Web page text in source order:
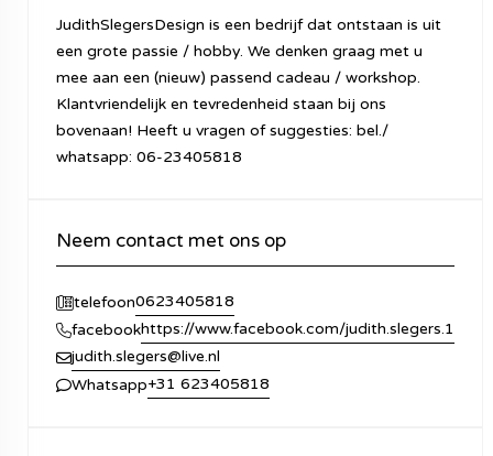
JudithSlegersDesign is een bedrijf dat ontstaan is uit
een grote passie / hobby. We denken graag met u
mee aan een (nieuw) passend cadeau / workshop.
Klantvriendelijk en tevredenheid staan bij ons
bovenaan! Heeft u vragen of suggesties: bel./
whatsapp: 06-23405818
Neem contact met ons op
telefoon0623405818
facebookhttps://www.facebook.com/judith.slegers.1
judith.slegers@live.nl
Whatsapp+31 623405818